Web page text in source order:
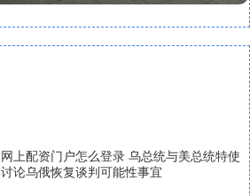
网上配资门户怎么登录 乌总统与美总统特使
讨论乌俄恢复谈判可能性事宜